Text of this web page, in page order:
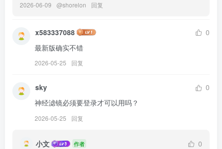
2026-06-09 @shorelon 回复
x583337088
0
最新版确实不错
2026-05-25 回复
sky
0
神经滤镜必须要登录才可以用吗？
2026-05-25 回复
小文 作者
0